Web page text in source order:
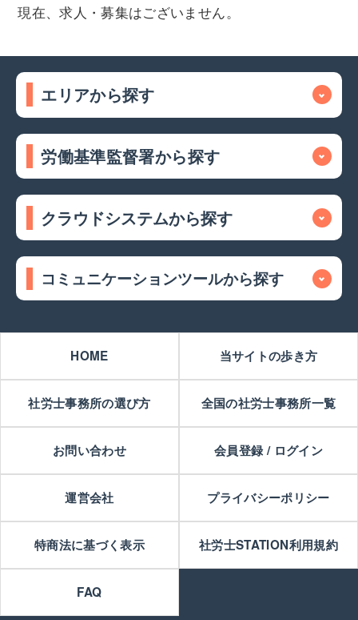
現在、求人・募集はございません。
エリアから探す
労働基準監督署から探す
クラウドシステムから探す
コミュニケーションツールから探す
HOME 当サイトの歩き方
社労士事務所の選び方 全国の社労士事務所一覧
お問い合わせ 会員登録 / ログイン
運営会社 プライバシーポリシー
特商法に基づく表示 社労士STATION利用規約
FAQ